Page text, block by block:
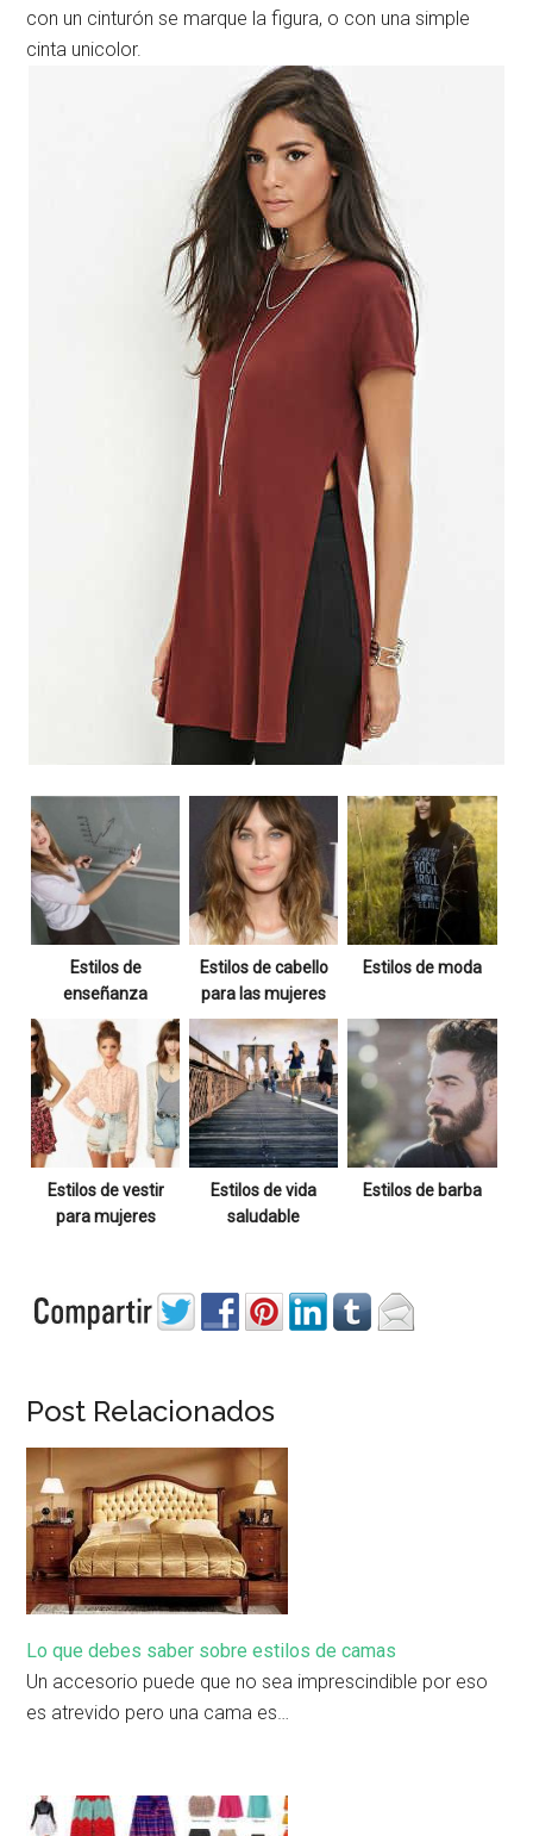
con un cinturón se marque la figura, o con una simple
cinta unicolor.
Estilos de
enseñanza
Estilos de cabello
para las mujeres
Estilos de moda
Estilos de vestir
para mujeres
Estilos de vida
saludable
Estilos de barba
Post Relacionados
Lo que debes saber sobre estilos de camas
Un accesorio puede que no sea imprescindible por eso
es atrevido pero una cama es…